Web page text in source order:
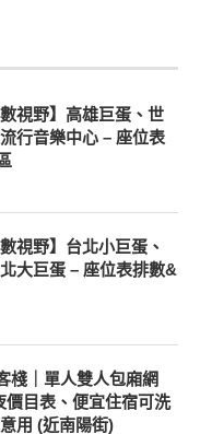
數視野】高雄巨蛋、世
行音樂中心 – 座位表
視野】台北小巨蛋、
大巨蛋 – 座位表排數&
棧｜單人雙人包廂網
價目表、便宜住宿可洗
用 (近南陽街)